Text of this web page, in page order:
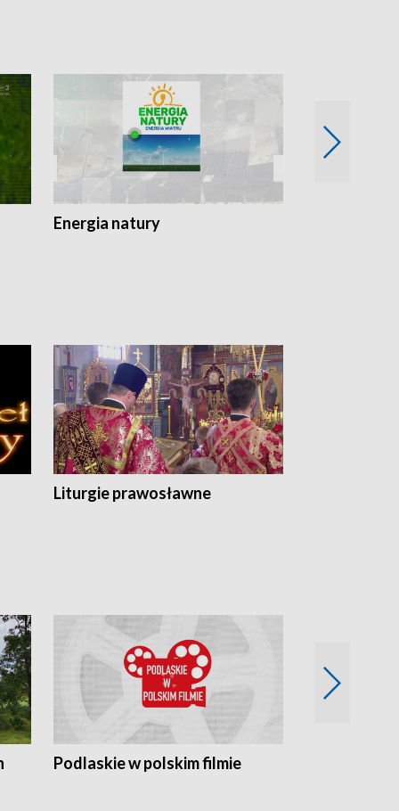
Energia natury
Liturgie prawosławne
Podlaskie w polskim filmie